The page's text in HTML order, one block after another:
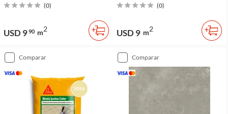
(0)
USD 990 m2
(0)
USD 9 m2
comparar comparar